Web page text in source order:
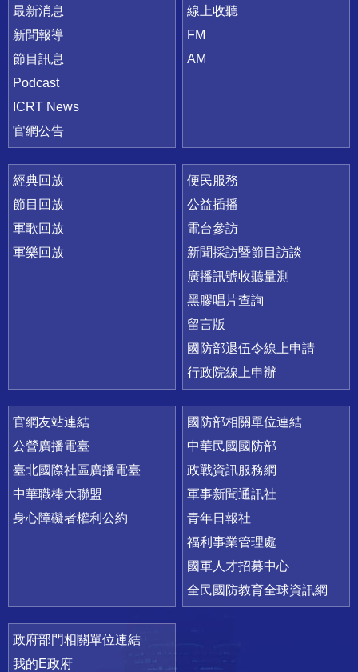
最新消息
新聞報導
節目訊息
Podcast
ICRT News
官網公告
線上收聽
FM
AM
經典回放
節目回放
軍歌回放
軍樂回放
便民服務
公益插播
電台參訪
新聞採訪暨節目訪談
廣播訊號收聽量測
黑膠唱片查詢
留言版
國防部退伍令線上申請
行政院線上申辦
官網友站連結
公營廣播電臺
臺北國際社區廣播電臺
中華職棒大聯盟
身心障礙者權利公約
國防部相關單位連結
中華民國國防部
政戰資訊服務網
軍事新聞通訊社
青年日報社
福利事業管理處
國軍人才招募中心
全民國防教育全球資訊網
政府部門相關單位連結
我的E政府